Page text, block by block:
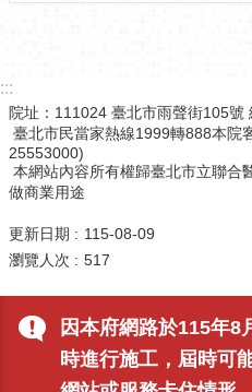
因本府網路於115年8
時進行施工，屆時可
:::
院址：111024 臺北市雨聲街105
臺北市民當家熱線1999轉888本院
25553000)
本網站內容所有權歸臺北市立聯合
做商業用途
更新日期
115-08-09
瀏覽人次
517